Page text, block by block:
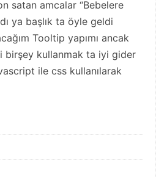
satan amcalar “Bebelere
ya başlık ta öyle geldi
Tooltip yapımı ancak
birşey kullanmak ta iyi gider
ile css kullanılarak